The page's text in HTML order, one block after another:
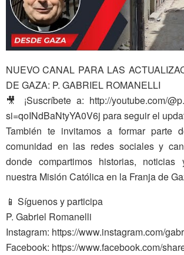
NUEVO CANAL PARA LAS
DE GAZA: P. GABRIEL ROMANELLI
🎥 ¡Suscríbete a: http://youtube.com/
si=qoINdBaNtyYA0V6j para seguir el
También te invitamos a formar parte
comunidad en las redes sociales y
donde compartimos historias,
nuestra Misión Católica en la Franja de
📱 Síguenos y participa
P. Gabriel Romanelli
Instagram: https://www.instagram.com/
Facebook: https://www.facebook.com/